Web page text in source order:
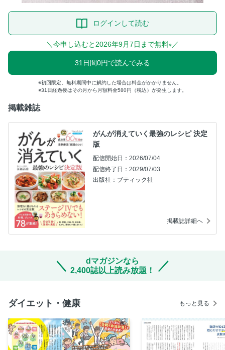
ログインして読む
＼今申し込むと2026年9月7日まで無料※ ／
31日間0円で読んでみる
初回限定。無料期間中に解約した場合は料金がかかりません。
31日経過後はその月から月額料金580円（税込）が発生します。
掲載雑誌
がんが消えていく最強のレシピ 決定
版
配信開始日：2026/07/04
配信終了日：2029/07/03
出版社：ブティック社
掲載誌詳細へ
dマガジンなら
2,400誌以上読み放題！
ダイエット・健康 もっと見る